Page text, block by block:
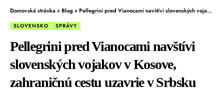
Domovská stránka»Blog »Pellegrini pred Vianocami navštívi slovenských vojakov v Kosove, zahraničnú cestu uzavrie v Srbsku
SLOVENSKO SPRÁVY
Pellegrini pred Vianocami navštívi
slovenských vojakov v Kosove,
zahraničnú cestu uzavrie v Srbsku